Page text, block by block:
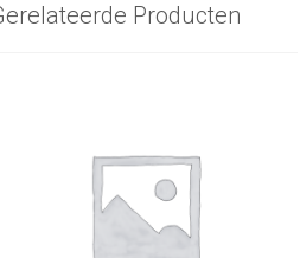
Producten